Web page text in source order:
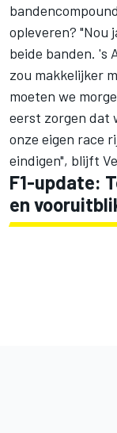
opleveren? "Nou
beide banden. 's
zou makkelijker
moeten we
eerst zorgen dat
onze eigen race
eindigen", blijft
F1-update:
en